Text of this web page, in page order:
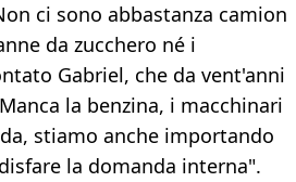
ci sono abbastanza camion
da zucchero né i
Gabriel, che da vent'anni
la benzina, i macchinari
stiamo anche importando
la domanda interna".